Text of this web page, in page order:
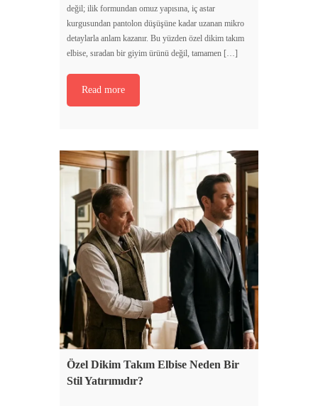
değil; ilik formundan omuz yapısına, iç astar
kurgusundan pantolon düşüşüne kadar uzanan mikro
detaylarla anlam kazanır. Bu yüzden özel dikim takım
elbise, sıradan bir giyim ürünü değil, tamamen […]
Read more
Özel Dikim Takım Elbise Neden Bir
Stil Yatırımıdır?